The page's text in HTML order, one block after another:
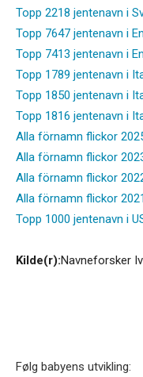
Topp 2218 jentenavn i
Topp 7647 jentenavn i
Topp 7413 jentenavn i
Topp 1789 jentenavn i
Topp 1850 jentenavn i
Topp 1816 jentenavn i
Alla förnamn flickor
Alla förnamn flickor
Alla förnamn flickor
Alla förnamn flickor
Topp 1000 jentenavn i
Kilde(r):Navneforsker
Følg babyens utvikling: